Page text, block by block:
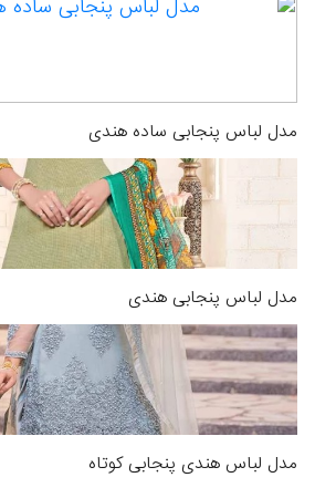
مدل لباس پنجابی ساده هندی
مدل لباس پنجابی هندی
مدل لباس هندی پنجابی کوتاه